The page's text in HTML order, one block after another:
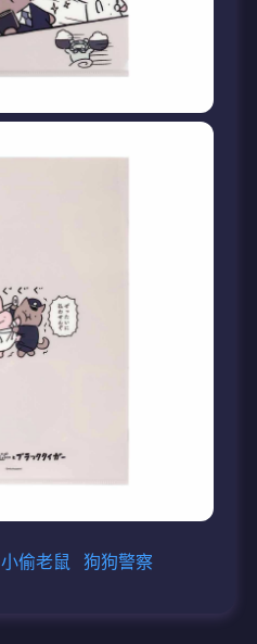
小偷老鼠 狗狗警察